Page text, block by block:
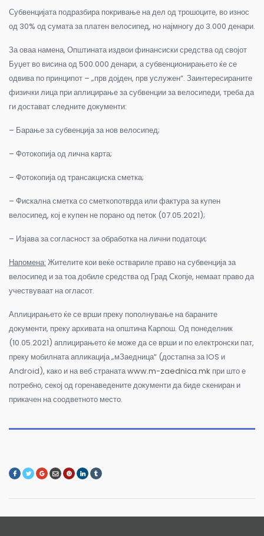
Субвенцијата подразбира покривање на дел од трошоците, во износ
од 30% од сумата за платен велосипед, но најмногу до 3.000 денари.
За оваа намена, Општината издвои финансиски средства од својот
Буџет во висина од 500.000 денари, а субвенционирањето ќе се
одвива по принципот – „прв дојден, прв услужен“. Заинтересираните
физички лица при аплицирање за субвенции за велосипеди, треба да
ги достават следните документи:
– Барање за субвенција за нов велосипед;
– Фотокопија од лична карта;
– Фотокопија од трансакциска сметка;
– Фискална сметка со сметкопотврда или фактура за купен
велосипед, кој е купен не порано од петок (07.05.2021);
– Изјава за согласност за обработка на лични податоци;
Напомена: Жителите кои веќе оствариле право на субвенција за
велосипед и за тоа добиле средства од Град Скопје, немаат право да
учествуваат на огласот.
Аплицирањето ќе се врши преку пополнување на бараните
документи, преку архивата на општина Карпош. Од понеделник
(10.05.2021) аплицирањето ќе може да се врши и по електронски пат,
преку мобилната апликација „мЗаедница“ (достапна за IOS и
Android), како и на веб странатаwww.m-zaednica.mk при што е
потребно, секој од горенаведените документи да биде скениран и
прикачен на соодветното место.